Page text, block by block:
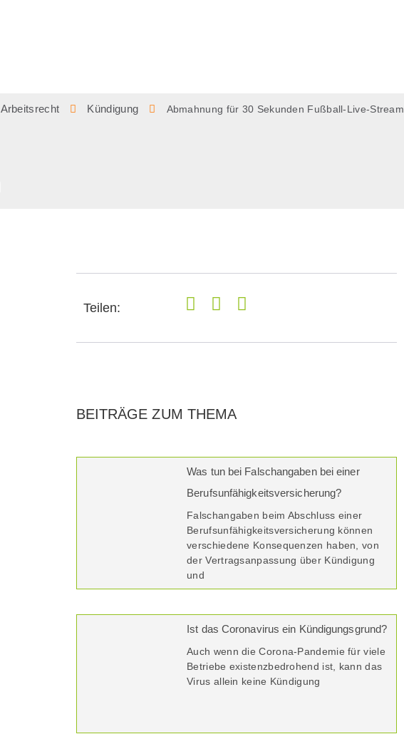
Arbeitsrecht Kündigung Abmahnung für 30 Sekunden Fußball-Live-Stream
Teilen:
BEITRÄGE ZUM THEMA
Was tun bei Falschangaben bei einer
Berufsunfähigkeitsversicherung?
Falschangaben beim Abschluss einer
Berufsunfähigkeitsversicherung können
verschiedene Konsequenzen haben, von
der Vertragsanpassung über Kündigung
und
Ist das Coronavirus ein Kündigungsgrund?
Auch wenn die Corona-Pandemie für viele
Betriebe existenzbedrohend ist, kann das
Virus allein keine Kündigung